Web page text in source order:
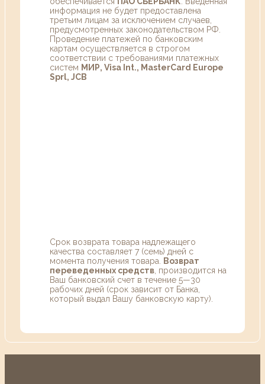
информация не будет предоставлена
третьим лицам за исключением случаев,
предусмотренных законодательством РФ.
Проведение платежей по банковским
картам осуществляется в строгом
соответствии с требованиями платежных
систем МИР, Visa Int., MasterCard Europe
Sprl, JCB
Срок возврата товара надлежащего
качества составляет 7 (семь) дней с
момента получения товара.
Возврат
переведенных средств , производится на
Ваш банковский счет в течение 5—30
рабочих дней (срок зависит от Банка,
который выдал Вашу банковскую карту).